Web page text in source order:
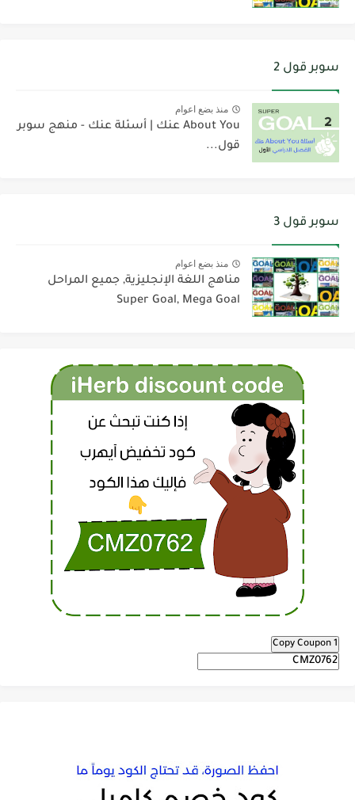
سوبر قول 2
منذ بضع اعوام
About You عنك | أسئلة عنك - منهج سوبر
قول...
سوبر قول 3
منذ بضع اعوام
مناهج اللغة الإنجليزية, جميع المراحل
Super Goal, Mega Goal
Copy Coupon 1